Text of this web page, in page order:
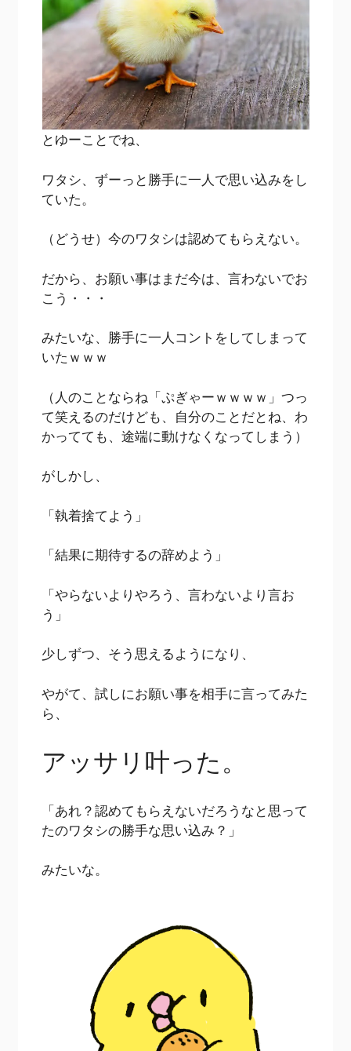
とゆーことでね、
ワタシ、ずーっと勝手に一人で思い込みをし
ていた。
（どうせ）今のワタシは認めてもらえない。
だから、お願い事はまだ今は、言わないでお
こう・・・
みたいな、勝手に一人コントをしてしまって
いたｗｗｗ
（人のことならね「ぷぎゃーｗｗｗｗ」つっ
て笑えるのだけども、自分のことだとね、わ
かってても、途端に動けなくなってしまう）
がしかし、
「執着捨てよう」
「結果に期待するの辞めよう」
「やらないよりやろう、言わないより言お
う」
少しずつ、そう思えるようになり、
やがて、試しにお願い事を相手に言ってみた
ら、
アッサリ叶った。
「あれ？認めてもらえないだろうなと思って
たのワタシの勝手な思い込み？」
みたいな。